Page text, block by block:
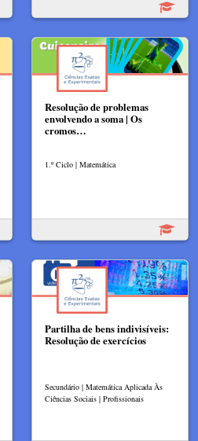
Resolução de problemas
envolvendo a soma | Os
cromos…
1.º Ciclo | Matemática
Partilha de bens indivisíveis:
Resolução de exercícios
Secundário | Matemática Aplicada Às
Ciências Sociais | Profissionais